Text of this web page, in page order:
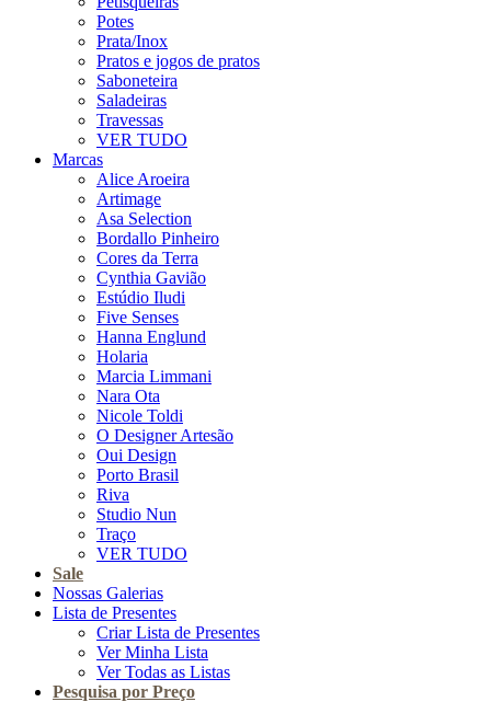
Potes
Prata/Inox
Pratos e jogos de pratos
Saboneteira
Saladeiras
Travessas
VER TUDO
Marcas
Alice Aroeira
Artimage
Asa Selection
Bordallo Pinheiro
Cores da Terra
Cynthia Gavião
Estúdio Iludi
Five Senses
Hanna Englund
Holaria
Marcia Limmani
Nara Ota
Nicole Toldi
O Designer Artesão
Oui Design
Porto Brasil
Riva
Studio Nun
Traço
VER TUDO
Sale
Nossas Galerias
Lista de Presentes
Criar Lista de Presentes
Ver Minha Lista
Ver Todas as Listas
Pesquisa por Preço